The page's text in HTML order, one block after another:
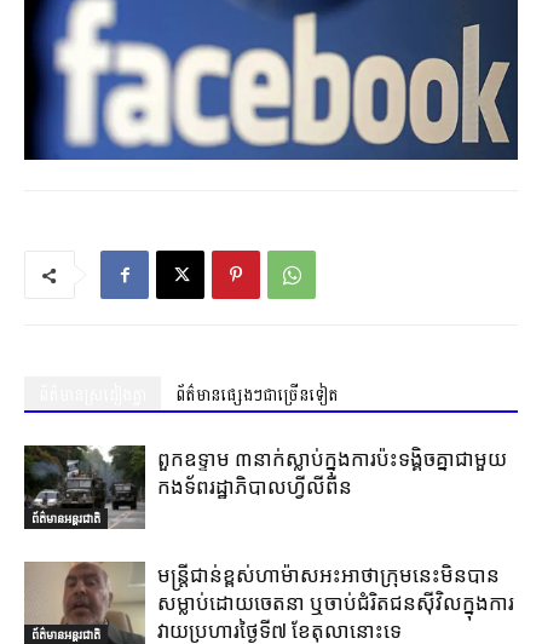
ព័ត៌មានផ្សេងៗជាច្រើនទៀត
ព័ត៌មានអន្តរជាតិ
ពួកឧទ្ទាម ៣នាក់ស្លាប់ក្នុងការប៉ះទង្គិចគ្នាជាមួយ
កងទ័ពរដ្ឋាភិបាលហ្វីលីពីន
ព័ត៌មានអន្តរជាតិ
មន្ត្រីជាន់ខ្ពស់ហាម៉ាសអះអាថាក្រុមនេះមិនបាន
សម្លាប់ដោយចេតនា ឬចាប់ជំរិតជនស៊ីវិលក្នុងការ
វាយប្រហារថ្ងៃទី៧ ខែតុលានោះទេ